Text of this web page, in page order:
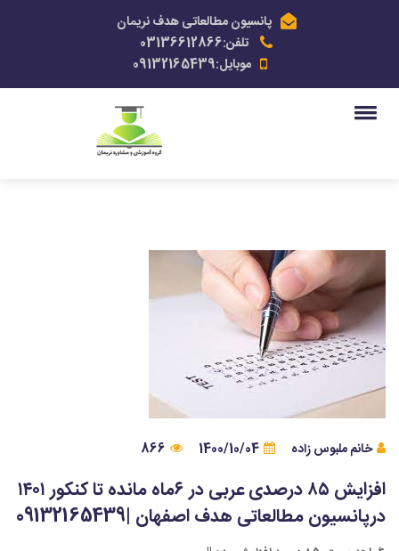
پانسیون مطالعاتی هدف نریمان
تلفن:03136612866
موبایل:09132165439
خانم ملبوس زاده 1400/10/04
866
افزایش ۸۵ درصدی عربی در ۶ماه مانده تا کنکور ۱۴۰۱
در‌پانسیون مطالعاتی هدف اصفهان |09132165439